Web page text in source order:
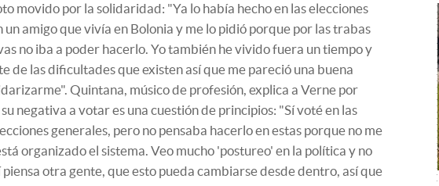
movido por la solidaridad: "Ya lo había hecho en las elecciones
un amigo que vivía en Bolonia y me lo pidió porque por las trabas
no iba a poder hacerlo. Yo también he vivido fuera un tiempo y
de las dificultades que existen así que me pareció una buena
Quintana, músico de profesión, explica a Verne por
negativa a votar es una cuestión de principios: "Sí voté en las
generales, pero no pensaba hacerlo en estas porque no me
organizado el sistema. Veo mucho 'postureo' en la política y no
piensa otra gente, que esto pueda cambiarse desde dentro, así que